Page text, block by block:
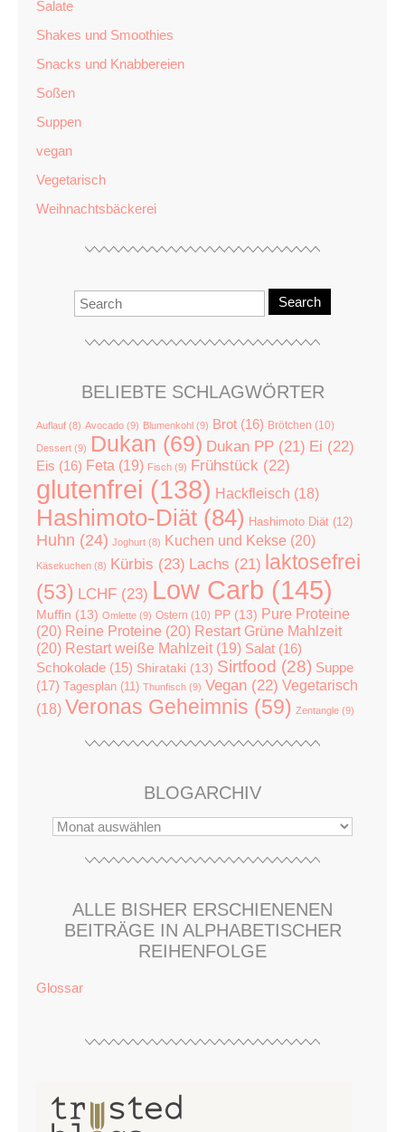
Salate
Shakes und Smoothies
Snacks und Knabbereien
Soßen
Suppen
vegan
Vegetarisch
Weihnachtsbäckerei
Search
BELIEBTE SCHLAGWÖRTER
Auflauf (8) Avocado (9) Blumenkohl (9) Brot (16) Brötchen (10)
Dessert (9) Dukan (69) Dukan PP (21) Ei (22)
Eis (16) Feta (19) Fisch (9) Frühstück (22)
glutenfrei (138) Hackfleisch (18)
Hashimoto-Diät (84) Hashimoto Diät (12)
Huhn (24) Joghurt (8) Kuchen und Kekse (20)
Käsekuchen (8) Kürbis (23) Lachs (21) laktosefrei
(53) LCHF (23) Low Carb (145)
Muffin (13) Omlette (9) Ostern (10) PP (13) Pure Proteine
(20) Reine Proteine (20) Restart Grüne Mahlzeit
(20) Restart weiße Mahlzeit (19) Salat (16)
Schokolade (15) Shirataki (13) Sirtfood (28) Suppe
(17) Tagesplan (11) Thunfisch (9) Vegan (22) Vegetarisch
(18) Veronas Geheimnis (59) Zentangle (9)
BLOGARCHIV
ALLE BISHER ERSCHIENENEN
BEITRÄGE IN ALPHABETISCHER
REIHENFOLGE
Glossar